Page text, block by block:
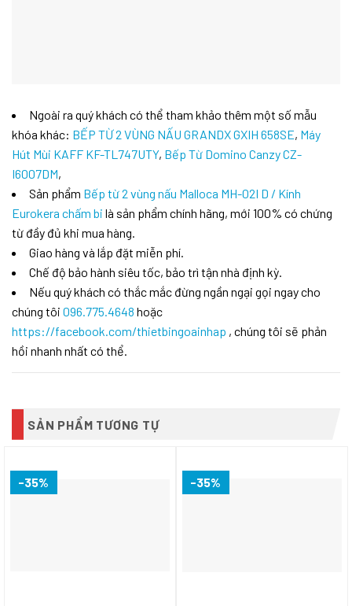
Ngoài ra quý khách có thể tham khảo thêm một số mẫu
khóa khác: BẾP TỪ 2 VÙNG NẤU GRANDX GXIH 658SE, Máy
Hút Mùi KAFF KF-TL747UTY, Bếp Từ Domino Canzy CZ-
I6007DM,
Sản phẩm Bếp từ 2 vùng nấu Malloca MH-02I D / Kính
Eurokera chấm bi là sản phẩm chính hãng, mới 100% có chứng
từ đầy đủ khi mua hàng.
Giao hàng và lắp đặt miễn phí.
Chế độ bảo hành siêu tốc, bảo trì tận nhà định kỳ.
Nếu quý khách có thắc mắc đừng ngần ngại gọi ngay cho
chúng tôi 096.775.4648 hoặc
https://facebook.com/thietbingoainhap , chúng tôi sẽ phản
hồi nhanh nhất có thể.
SẢN PHẨM TƯƠNG TỰ
-35% -35%